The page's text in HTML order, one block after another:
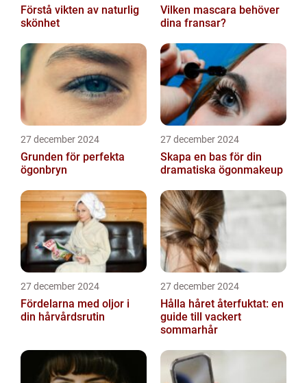
Förstå vikten av naturlig
skönhet
Vilken mascara behöver
dina fransar?
27 december 2024
Grunden för perfekta
ögonbryn
27 december 2024
Skapa en bas för din
dramatiska ögonmakeup
27 december 2024
Fördelarna med oljor i
din hårvårdsrutin
27 december 2024
Hålla håret återfuktat: en
guide till vackert
sommarhår